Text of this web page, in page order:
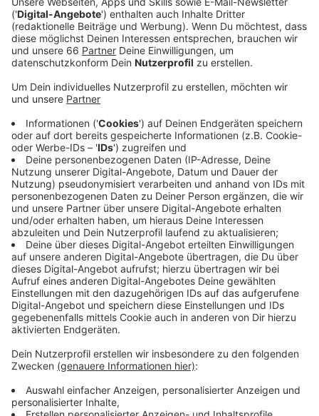
Fahrradkilometer in Teams. Und auch wir von
Antenne Düsseldorf sind dabei.
Veröffentlicht:Freitag, 12.05.2023 06:43
Anzeige
Zusammen mit euch wollen wir beim
deutschlandweiten Wettbewerb möglichst viele
Kilometer erradeln. Alle Infos zum Stadtradeln und zur
Anmeldung für unser Team findet ihr auf
ad.de/nachrichten und bei Insta und Facebook.
Letztes Jahr haben wir rund 32.000 Kilometer erradelt
und sind in Düsseldorf unter den Top 10 gewesen.
Dieses Jahr wollen wir die Top 5 schaffen. Falls ihr
noch Motivation braucht: Die ersten drei Radelnden in
unserem Team bekommen Gutscheine geschenkt.
Also Join the team!
Weitere Infos und Links zum Thema:
Anzeige